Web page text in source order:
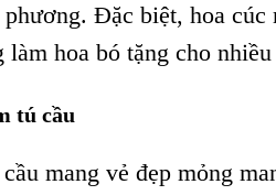
Đặc biệt, hoa cúc
làm hoa bó tặng cho
tú cầu
mang vẻ đẹp mỏng